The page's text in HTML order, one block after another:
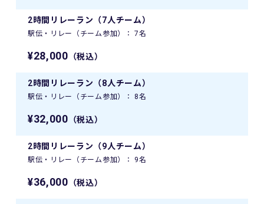
2時間リレーラン（7人チーム）
駅伝・リレー（チーム参加）： 7名
¥28,000 （税込）
2時間リレーラン（8人チーム）
駅伝・リレー（チーム参加）： 8名
¥32,000 （税込）
2時間リレーラン（9人チーム）
駅伝・リレー（チーム参加）： 9名
¥36,000 （税込）